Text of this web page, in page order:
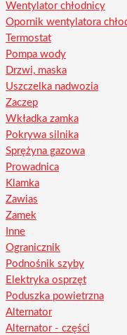
Wentylator chłodnicy
Opornik wentylatora
Termostat
Pompa wody
Drzwi, maska
Uszczelka nadwozia
Zaczep
Wkładka zamka
Pokrywa silnika
Sprężyna gazowa
Prowadnica
Klamka
Zawias
Zamek
Inne
Ogranicznik
Podnośnik szyby
Elektryka osprzęt
Poduszka powietrzna
Alternator
Alternator - części